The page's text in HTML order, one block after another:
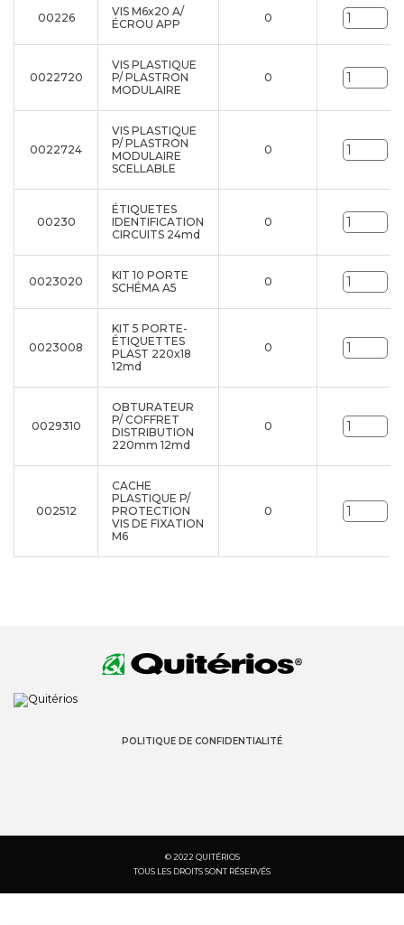
00226
VIS M6x20 A/
ÉCROU APP
0
0022720
VIS PLASTIQUE
P/ PLASTRON
MODULAIRE
0
0022724
VIS PLASTIQUE
P/ PLASTRON
MODULAIRE
SCELLABLE
0
00230
ÉTIQUETES
IDENTIFICATION
CIRCUITS 24md
0
0023020
KIT 10 PORTE
SCHÉMA A5
0
0023008
KIT 5 PORTE-
ÉTIQUETTES
PLAST 220x18
12md
0
0029310
OBTURATEUR
P/ COFFRET
DISTRIBUTION
220mm 12md
0
002512
CACHE
PLASTIQUE P/
PROTECTION
VIS DE FIXATION
M6
0
POLITIQUE DE CONFIDENTIALITÉ
© 2022 QUITÉRIOS
TOUS LES DROITS SONT RÉSERVÉS